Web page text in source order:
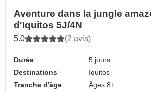
Aventure dans la jungle
d'Iquitos 5J/4N
5.0 (2 avis)
Durée
5 jours
Destinations
Iquitos
Tranche d'âge
Âges 8+